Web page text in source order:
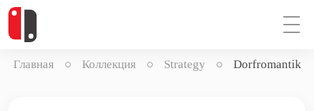
Главная Коллекция Strategy Dorfromantik